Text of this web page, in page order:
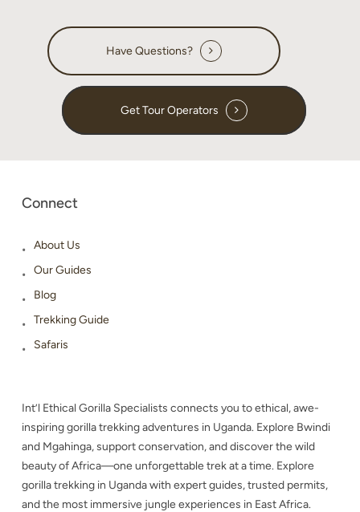
Have Questions?
Get Tour Operators
Connect
About Us
Our Guides
Blog
Trekking Guide
Safaris
Int’l Ethical Gorilla Specialists connects you to ethical, awe-
inspiring gorilla trekking adventures in Uganda. Explore Bwindi
and Mgahinga, support conservation, and discover the wild
beauty of Africa—one unforgettable trek at a time. Explore
gorilla trekking in Uganda with expert guides, trusted permits,
and the most immersive jungle experiences in East Africa.